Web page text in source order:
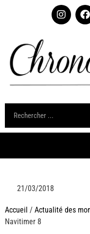
21/03/2018
Accueil / Actualité des
Navitimer 8